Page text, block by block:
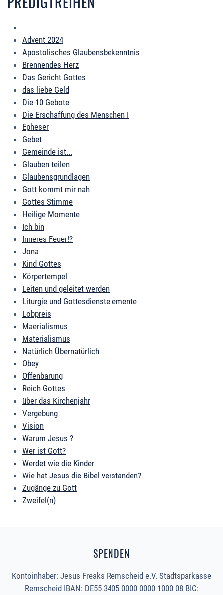
Advent 2024
Apostolisches Glaubensbekenntnis
Brennendes Herz
Das Gericht Gottes
das liebe Geld
Die 10 Gebote
Die Erschaffung des Menschen I
Epheser
Gebet
Gemeinde ist...
Glauben teilen
Glaubensgrundlagen
Gott kommt mir nah
Gottes Stimme
Heilige Momente
Ich bin
Inneres Feuer!?
Jona
Kind Gottes
Körpertempel
Leiten und geleitet werden
Liturgie und Gottesdienstelemente
Lobpreis
Maerialismus
Materialismus
Natürlich Übernatürlich
Obey
Offenbarung
Reich Gottes
über das Kirchenjahr
Vergebung
Vision
Warum Jesus ?
Wer ist Gott?
Werdet wie die Kinder
Wie hat Jesus die Bibel verstanden?
Zugänge zu Gott
Zweifel(n)
SPENDEN
Kontoinhaber: Jesus Freaks Remscheid e.V. Stadtsparkasse
Remscheid IBAN: DE55 3405 0000 0000 1000 08 BIC: